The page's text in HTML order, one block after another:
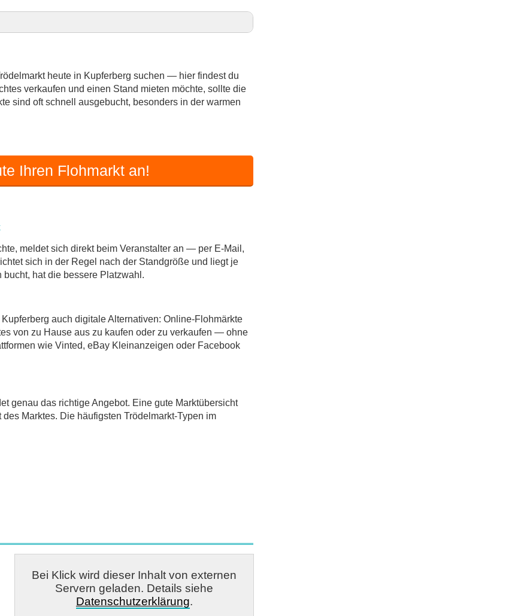
heute in Kupferberg suchen — hier findest du
verkaufen und einen Stand mieten möchte, sollte die
sind oft schnell ausgebucht, besonders in der warmen
Ihren Flohmarkt an!
meldet sich direkt beim Veranstalter an — per E-Mail,
sich in der Regel nach der Standgröße und liegt je
bucht, hat die bessere Platzwahl.
auch digitale Alternativen: Online-Flohmärkte
von zu Hause aus zu kaufen oder zu verkaufen — ohne
wie Vinted, eBay Kleinanzeigen oder Facebook
genau das richtige Angebot. Eine gute Marktübersicht
Marktes. Die häufigsten Trödelmarkt-Typen im
Bei Klick wird dieser Inhalt von externen
Servern geladen. Details siehe
Datenschutzerklärung.